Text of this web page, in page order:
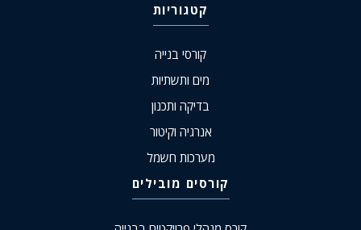
קטגוריות
קורסי בנייה
מים ותשתיות
בדיקה ותכנון
אנרגיה וקיטור
מערכות חשמל
קורסים מובילים